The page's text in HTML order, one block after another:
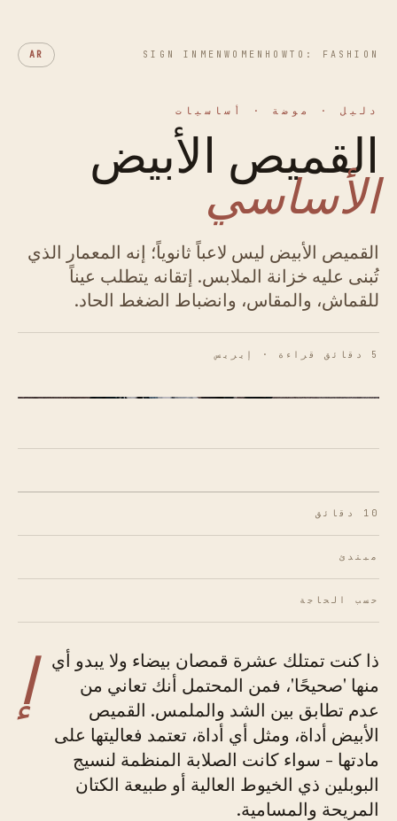
HOWTO: FASHION
WOMEN
MEN
SIGN IN
AR
دليل · موضة · أساسيات
القميص الأبيض
الأساسي
القميص الأبيض ليس لاعباً ثانوياً؛ إنه المعمار الذي
تُبنى عليه خزانة الملابس. إتقانه يتطلب عيناً
للقماش، والمقاس، وانضباط الضغط الحاد.
5 دقائق قراءة · إيريس
10 دقائق
مبتدئ
حسب الحاجة
إ
ذا كنت تمتلك عشرة قمصان بيضاء ولا يبدو أي
منها 'صحيحًا'، فمن المحتمل أنك تعاني من
عدم تطابق بين الشد والملمس. القميص
الأبيض أداة، ومثل أي أداة، تعتمد فعاليتها على
مادتها - سواء كانت الصلابة المنظمة لنسيج
البوبلين ذي الخيوط العالية أو طبيعة الكتان
المريحة والمسامية.